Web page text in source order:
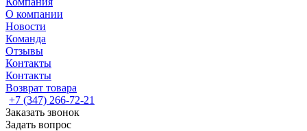
О компании
Новости
Команда
Отзывы
Контакты
Контакты
Возврат товара
+7 (347) 266-72-21
Заказать звонок
Задать вопрос